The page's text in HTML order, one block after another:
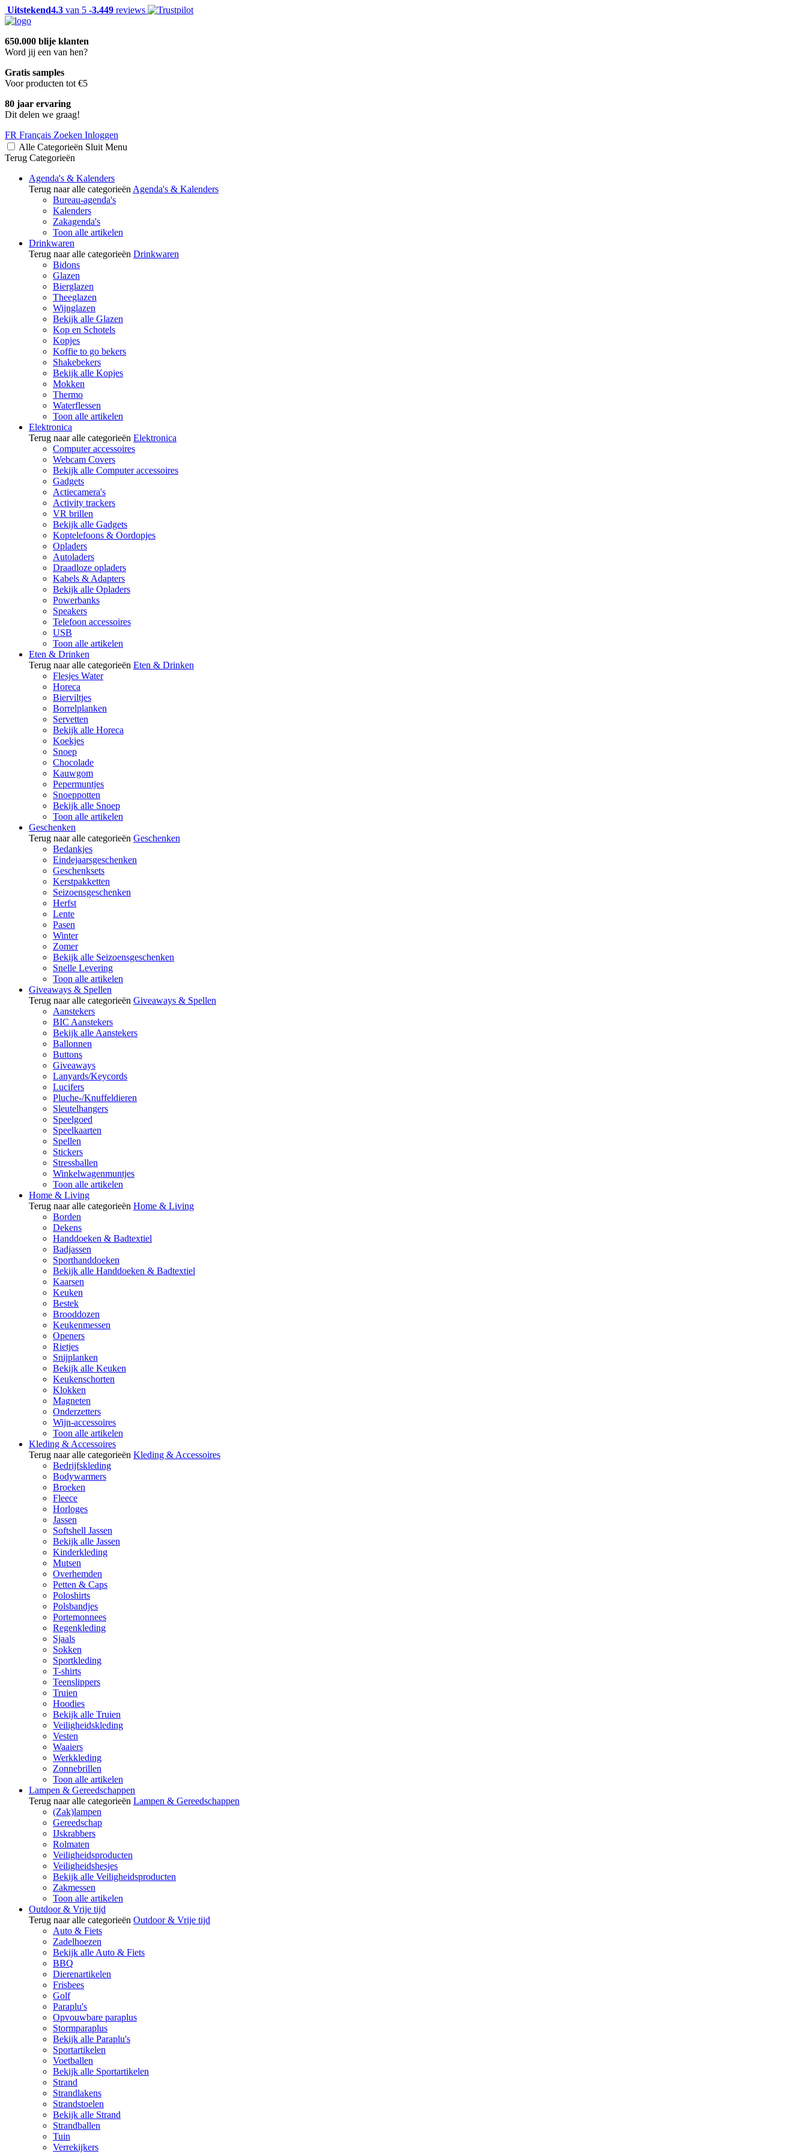
Uitstekend4.3 van 5 -3.449 reviews
650.000 blije klanten
Word jij een van hen?
Gratis samples
Voor producten tot €5
80 jaar ervaring
Dit delen we graag!
FR Français Zoeken Inloggen
Alle Categorieën Sluit Menu
Terug Categorieën
Agenda's & Kalenders
Terug naar alle categorieën Agenda's & Kalenders
Bureau-agenda's
Kalenders
Zakagenda's
Toon alle artikelen
Drinkwaren
Terug naar alle categorieën Drinkwaren
Bidons
Glazen
Bierglazen
Theeglazen
Wijnglazen
Bekijk alle Glazen
Kop en Schotels
Kopjes
Koffie to go bekers
Shakebekers
Bekijk alle Kopjes
Mokken
Thermo
Waterflessen
Toon alle artikelen
Elektronica
Terug naar alle categorieën Elektronica
Computer accessoires
Webcam Covers
Bekijk alle Computer accessoires
Gadgets
Actiecamera's
Activity trackers
VR brillen
Bekijk alle Gadgets
Koptelefoons & Oordopjes
Opladers
Autoladers
Draadloze opladers
Kabels & Adapters
Bekijk alle Opladers
Powerbanks
Speakers
Telefoon accessoires
USB
Toon alle artikelen
Eten & Drinken
Terug naar alle categorieën Eten & Drinken
Flesjes Water
Horeca
Bierviltjes
Borrelplanken
Servetten
Bekijk alle Horeca
Koekjes
Snoep
Chocolade
Kauwgom
Pepermuntjes
Snoeppotten
Bekijk alle Snoep
Toon alle artikelen
Geschenken
Terug naar alle categorieën Geschenken
Bedankjes
Eindejaarsgeschenken
Geschenksets
Kerstpakketten
Seizoensgeschenken
Herfst
Lente
Pasen
Winter
Zomer
Bekijk alle Seizoensgeschenken
Snelle Levering
Toon alle artikelen
Giveaways & Spellen
Terug naar alle categorieën Giveaways & Spellen
Aanstekers
BIC Aanstekers
Bekijk alle Aanstekers
Ballonnen
Buttons
Giveaways
Lanyards/Keycords
Lucifers
Pluche-/Knuffeldieren
Sleutelhangers
Speelgoed
Speelkaarten
Spellen
Stickers
Stressballen
Winkelwagenmuntjes
Toon alle artikelen
Home & Living
Terug naar alle categorieën Home & Living
Borden
Dekens
Handdoeken & Badtextiel
Badjassen
Sporthanddoeken
Bekijk alle Handdoeken & Badtextiel
Kaarsen
Keuken
Bestek
Brooddozen
Keukenmessen
Openers
Rietjes
Snijplanken
Bekijk alle Keuken
Keukenschorten
Klokken
Magneten
Onderzetters
Wijn-accessoires
Toon alle artikelen
Kleding & Accessoires
Terug naar alle categorieën Kleding & Accessoires
Bedrijfskleding
Bodywarmers
Broeken
Fleece
Horloges
Jassen
Softshell Jassen
Bekijk alle Jassen
Kinderkleding
Mutsen
Overhemden
Petten & Caps
Poloshirts
Polsbandjes
Portemonnees
Regenkleding
Sjaals
Sokken
Sportkleding
T-shirts
Teenslippers
Truien
Hoodies
Bekijk alle Truien
Veiligheidskleding
Vesten
Waaiers
Werkkleding
Zonnebrillen
Toon alle artikelen
Lampen & Gereedschappen
Terug naar alle categorieën Lampen & Gereedschappen
(Zak)lampen
Gereedschap
IJskrabbers
Rolmaten
Veiligheidsproducten
Veiligheidshesjes
Bekijk alle Veiligheidsproducten
Zakmessen
Toon alle artikelen
Outdoor & Vrije tijd
Terug naar alle categorieën Outdoor & Vrije tijd
Auto & Fiets
Zadelhoezen
Bekijk alle Auto & Fiets
BBQ
Dierenartikelen
Frisbees
Golf
Paraplu's
Opvouwbare paraplus
Stormparaplus
Bekijk alle Paraplu's
Sportartikelen
Voetballen
Bekijk alle Sportartikelen
Strand
Strandlakens
Strandstoelen
Bekijk alle Strand
Strandballen
Tuin
Verrekijkers